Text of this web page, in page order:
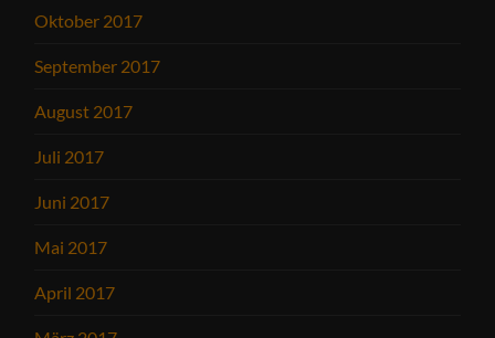
Oktober 2017
September 2017
August 2017
Juli 2017
Juni 2017
Mai 2017
April 2017